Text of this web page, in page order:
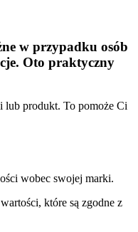
w przypadku osób
Oto praktyczny
lub produkt. To pomoże Ci
wobec swojej marki.
które są zgodne z